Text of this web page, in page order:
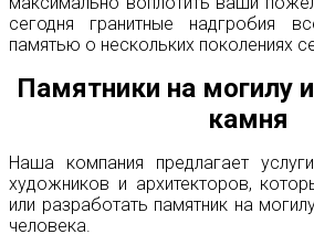
сегодня гранитные надгробия
памятью о нескольких поколениях
Памятники на могилу
камня
Наша компания предлагает
художников и архитекторов,
или разработать памятник на
человека.